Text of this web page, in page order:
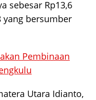
sebesar Rp13,6
yang bersumber
Pembinaan
Utara Idianto,